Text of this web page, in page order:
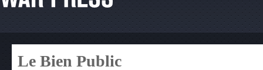
Le Bien Public